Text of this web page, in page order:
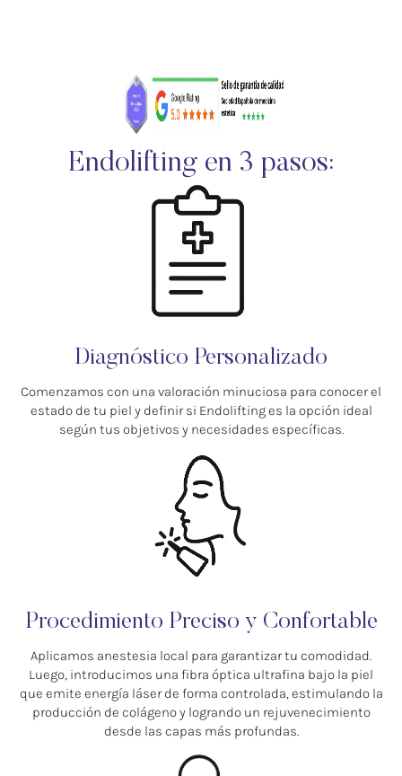
Endolifting en 3 pasos:
Diagnóstico Personalizado
Comenzamos con una valoración minuciosa para conocer el
estado de tu piel y definir si Endolifting es la opción ideal
según tus objetivos y necesidades específicas.
Procedimiento Preciso y Confortable
Aplicamos anestesia local para garantizar tu comodidad.
Luego, introducimos una fibra óptica ultrafina bajo la piel
que emite energía láser de forma controlada, estimulando la
producción de colágeno y logrando un rejuvenecimiento
desde las capas más profundas.